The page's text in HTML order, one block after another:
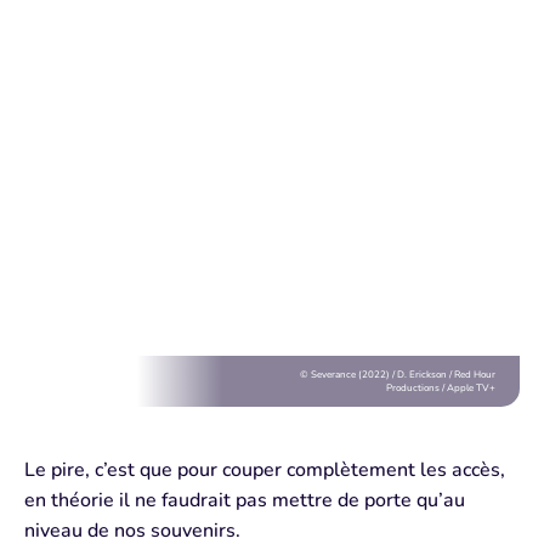
© Severance (2022) / D. Erickson / Red Hour
Productions / Apple TV+
Le pire, c’est que pour couper complètement les accès,
en théorie il ne faudrait pas mettre de porte qu’au
niveau de nos souvenirs.